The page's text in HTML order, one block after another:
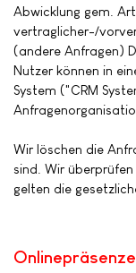
Abwicklung gem.
vertraglicher-/
(andere Anfragen)
Nutzer können in
System ("CRM
Wir löschen die
sind. Wir
gelten die